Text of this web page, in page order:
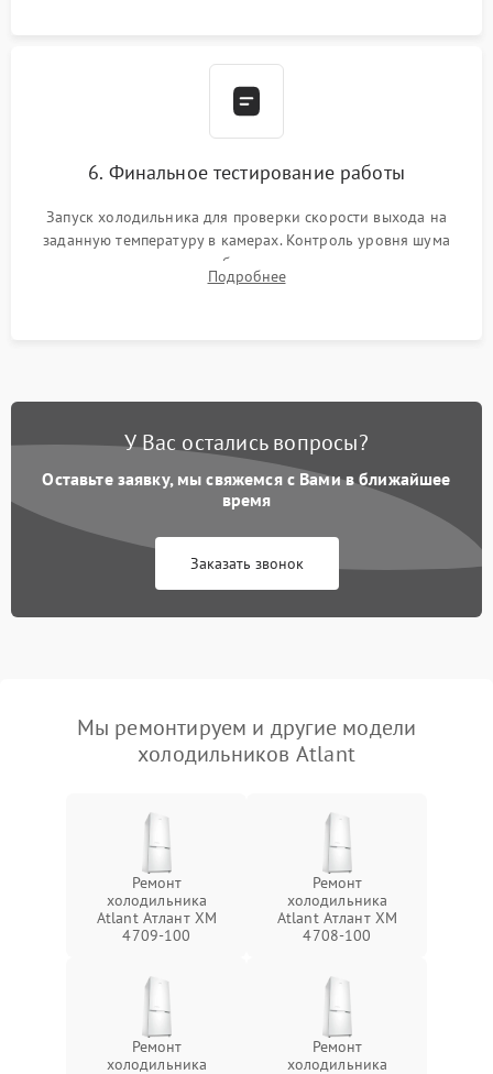
6. Финальное тестирование работы
Запуск холодильника для проверки скорости выхода на
заданную температуру в камерах. Контроль уровня шума
компрессора, отсутствия обмерзания стенок и корректного
срабатывания системы автоматической оттайки.
Подробнее
У Вас остались вопросы?
Оставьте заявку, мы свяжемся с Вами в ближайшее
время
Заказать звонок
Мы ремонтируем и другие модели
холодильников Atlant
Ремонт
холодильника
Atlant Атлант XM
4709-100
Ремонт
холодильника
Atlant Атлант XM
4708-100
Ремонт
холодильника
Ремонт
холодильника